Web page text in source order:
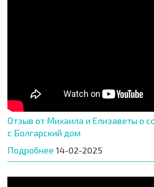
Отзыв от Михаила и Елизаветы о
с Болгарский дом
Подробнее 14-02-2025